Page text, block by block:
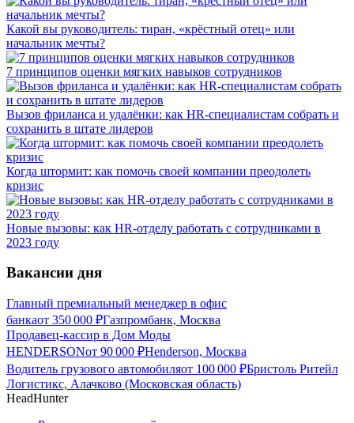
Какой вы руководитель: тиран, «крёстный отец» или
начальник мечты?
7 принципов оценки мягких навыков сотрудников
Вызов фриланса и удалёнки: как HR-специалистам собрать и
сохранить в штате лидеров
Когда штормит: как помочь своей компании преодолеть
кризис
Новые вызовы: как HR-отделу работать с сотрудниками в
2023 году
Вакансии дня
Главный премиальный менеджер в офис
банкаот 350 000 ₽Газпромбанк, Москва
Продавец-кассир в Дом Моды
HENDERSONот 90 000 ₽Henderson, Москва
Водитель грузового автомобиляот 100 000 ₽Бристоль Ритейл
Логистикс, Алачково (Московская область)
HeadHunter